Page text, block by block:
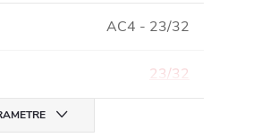
AC4 - 23/32
23/32